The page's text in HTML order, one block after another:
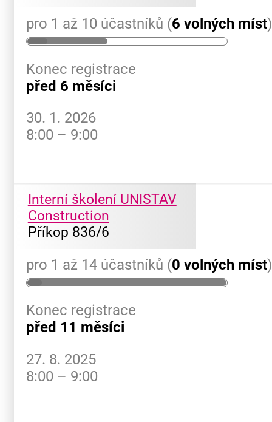
pro 1 až 10 účastníků (6 volných míst)
Konec registrace
před 6 měsíci
30. 1. 2026
8:00 – 9:00
Interní školení UNISTAV
Construction
Příkop 836/6
pro 1 až 14 účastníků (0 volných míst)
Konec registrace
před 11 měsíci
27. 8. 2025
8:00 – 9:00